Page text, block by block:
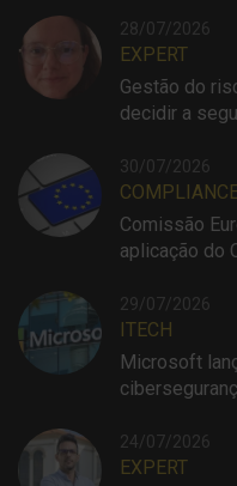
28/07/2026
EXPERT
Gestão do
decidir a
30/07/2026
Comissão
aplicação do
29/07/2026
ITECH
Microsoft
24/07/2026
EXPERT